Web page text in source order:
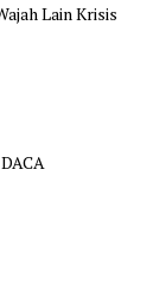
Lain Krisis